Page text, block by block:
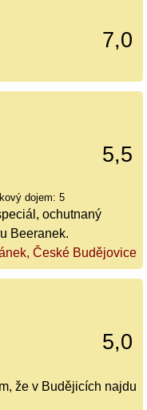
7,0
5,5
dojem: 5
ochutnaný
Beeranek.
České Budějovice
5,0
že v Budějicích najdu